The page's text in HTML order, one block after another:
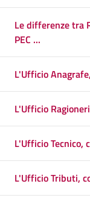
Le differenze tra
PEC ...
L'Ufficio
L'Ufficio
L'Ufficio Tecnico,
L'Ufficio Tributi,